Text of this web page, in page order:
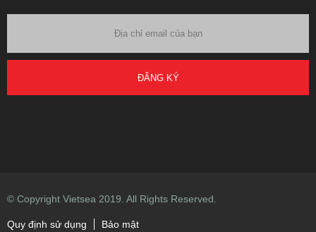
ĐĂNG KÝ
© Copyright Vietsea 2019. All Rights Reserved.
Quy định sử dụng Bảo mật